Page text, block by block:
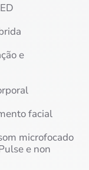
e
facial
microfocado
e non